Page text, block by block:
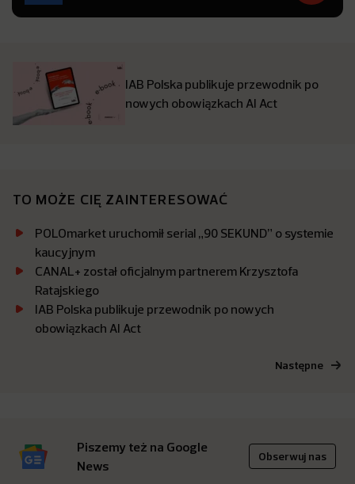
IAB Polska publikuje przewodnik po
nowych obowiązkach AI Act
TO MOŻE CIĘ ZAINTERESOWAĆ
POLOmarket uruchomił serial „90 SEKUND” o systemie
kaucyjnym
CANAL+ został oficjalnym partnerem Krzysztofa
Ratajskiego
IAB Polska publikuje przewodnik po nowych
obowiązkach AI Act
Następne
Piszemy też na Google
News
Obserwuj nas